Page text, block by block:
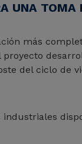
UNA TOMA
más
del ciclo de